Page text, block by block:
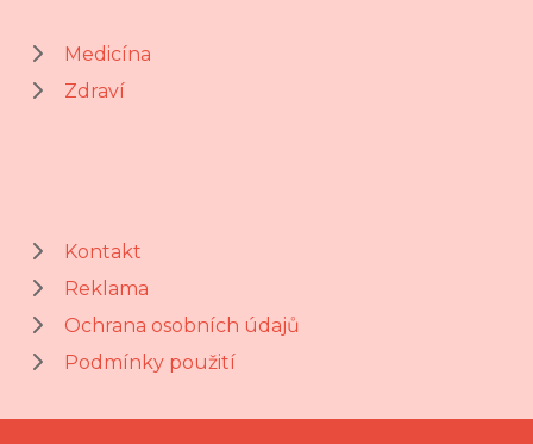
Medicína
Zdraví
Kontakt
Reklama
Ochrana osobních údajů
Podmínky použití